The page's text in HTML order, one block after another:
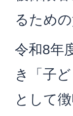
るため
令和8年
き「子
として